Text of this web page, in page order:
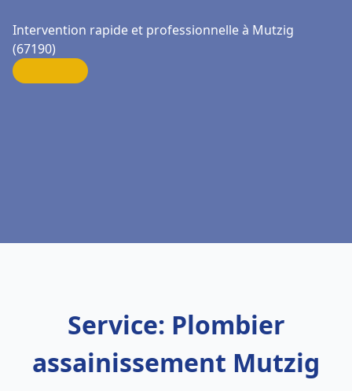
Intervention rapide et professionnelle à Mutzig
(67190)
Service: Plombier
assainissement Mutzig